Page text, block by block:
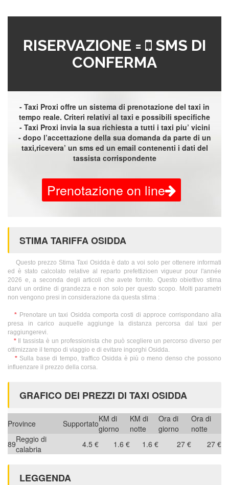
RISERVAZIONE =
SMS DI
CONFERMA
- Taxi Proxi offre un sistema di prenotazione del taxi in
tempo reale. Criteri relativi al taxi e possibili specifiche
- Taxi Proxi invia la sua richiesta a tutti i taxi piu’ vicini
- dopo l’accettazione della sua domanda da parte di un
taxi,ricevera’ un sms ed un email contenenti i dati del
tassista corrispondente
Prenotazione on line
STIMA TARIFFA OSIDDA
Questo prezzo Stima Taxi Osidda è dato a voi solo per ottenere informati
ed è stato calcolato relative al reparto prefettizioen vigueur pour l'année
2026 e, a seconda degli articoli che avete fornito. Questo obiettivo stima
darvi un ordine di grandezza e non solo per questo scopo. Molti parametri
non vengono presi in considerazione da questa stima :
* Prenotare un taxi Osidda comporta costi di approce corrispondano alla
presa in carico auquelle aggiunge la distanza percorsa dal taxi per
raggiungerevi.
*Il tassista è un professionista che può scegliere un percorso diverso per
ottimizzare il tempo di viaggio e di evitare ingorghi Osidda.
*Sulla base di tempo, traffico Osidda è più o meno denso che possono
influenzare il prezzo della corsa.
GRAFICO DEI PREZZI DI TAXI OSIDDA
Province SupportatoKM di
giorno
KM di
notte
Ora di
giorno
Ora di
notte
89Reggio di
calabria
4.5 € 1.6 € 1.6 € 27 € 27 €
LEGGENDA